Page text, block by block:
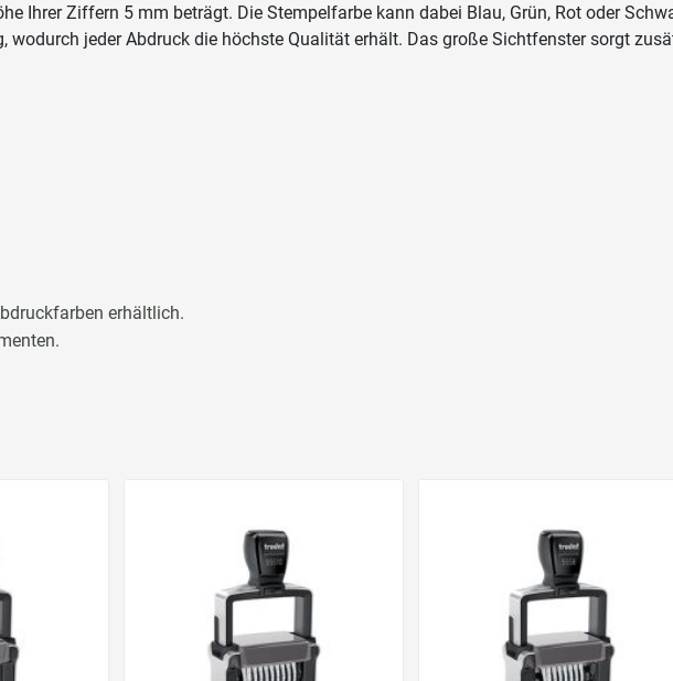
Ihrer Ziffern 5 mm beträgt. Die Stempelfarbe kann dabei Blau, Grün, Rot oder
jeder Abdruck die höchste Qualität erhält. Das große Sichtfenster sorgt
erhältlich.